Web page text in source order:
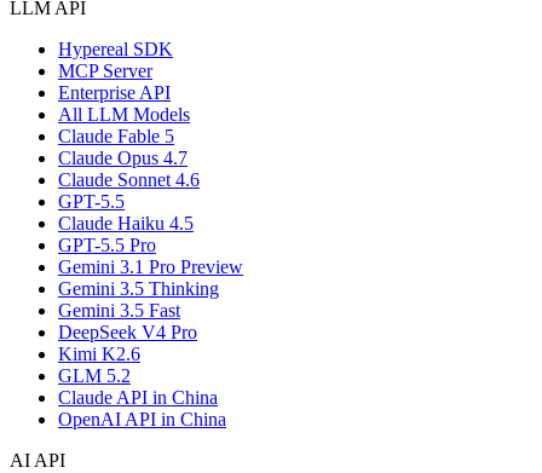
LLM API
Hypereal SDK
MCP Server
Enterprise API
All LLM Models
Claude Fable 5
Claude Opus 4.7
Claude Sonnet 4.6
GPT-5.5
Claude Haiku 4.5
GPT-5.5 Pro
Gemini 3.1 Pro Preview
Gemini 3.5 Thinking
Gemini 3.5 Fast
DeepSeek V4 Pro
Kimi K2.6
GLM 5.2
Claude API in China
OpenAI API in China
AI API